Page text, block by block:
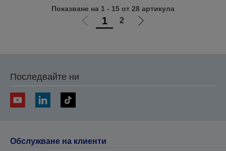
Отиди
1 2
Отиди
Показване на 1 - 15 от 28 артикула
Последвайте ни
Обслужване на клиенти